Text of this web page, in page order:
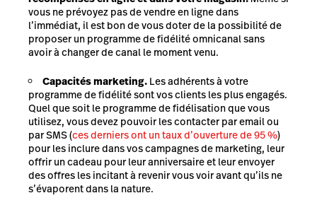
vous ne prévoyez pas de vendre en ligne dans
l’immédiat, il est bon de vous doter de la possibilité de
proposer un programme de fidélité omnicanal sans
avoir à changer de canal le moment venu.
Capacités marketing. Les adhérents à votre
programme de fidélité sont vos clients les plus engagés.
Quel que soit le programme de fidélisation que vous
utilisez, vous devez pouvoir les contacter par email ou
par SMS (ces derniers ont un taux d’ouverture de 95 %)
pour les inclure dans vos campagnes de marketing, leur
offrir un cadeau pour leur anniversaire et leur envoyer
des offres les incitant à revenir vous voir avant qu’ils ne
s’évaporent dans la nature.